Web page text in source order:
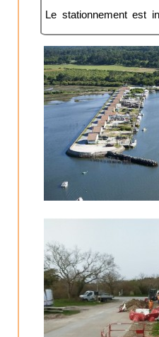
Le stationnement est